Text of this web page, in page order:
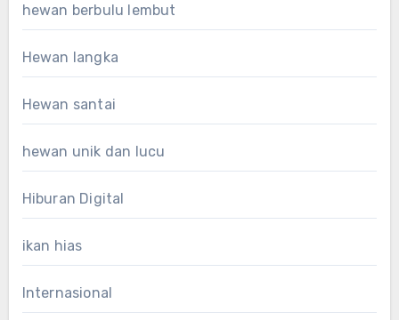
hewan berbulu lembut
Hewan langka
Hewan santai
hewan unik dan lucu
Hiburan Digital
ikan hias
Internasional